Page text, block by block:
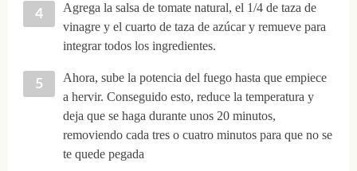
Agrega la salsa de tomate natural, el 1/4 de taza de
vinagre y el cuarto de taza de azúcar y remueve para
integrar todos los ingredientes.
Ahora, sube la potencia del fuego hasta que empiece
a hervir. Conseguido esto, reduce la temperatura y
deja que se haga durante unos 20 minutos,
removiendo cada tres o cuatro minutos para que no se
te quede pegada